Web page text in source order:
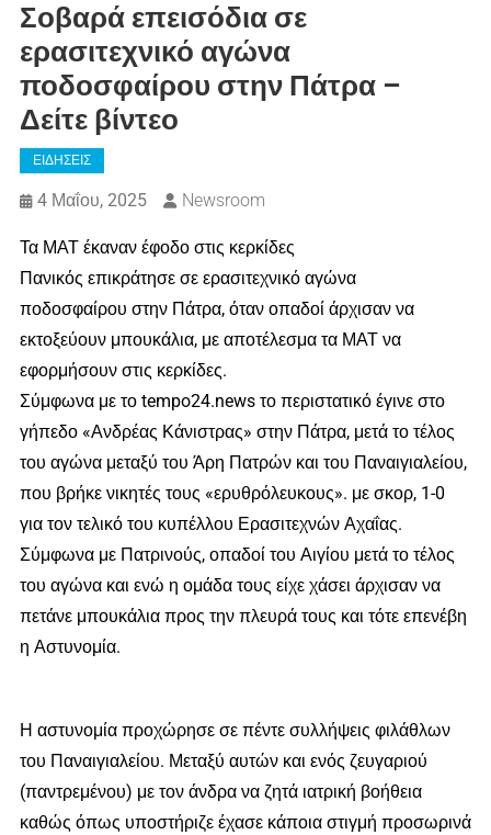
Σοβαρά επεισόδια σε
ερασιτεχνικό αγώνα
ποδοσφαίρου στην Πάτρα –
Δείτε βίντεο
ΕΙΔΗΣΕΙΣ
4 Μαΐου, 2025 Newsroom
Τα ΜΑΤ έκαναν έφοδο στις κερκίδες
Πανικός επικράτησε σε ερασιτεχνικό αγώνα
ποδοσφαίρου στην Πάτρα, όταν οπαδοί άρχισαν να
εκτοξεύουν μπουκάλια, με αποτέλεσμα τα ΜΑΤ να
εφορμήσουν στις κερκίδες.
Σύμφωνα με το tempo24.news το περιστατικό έγινε στο
γήπεδο «Ανδρέας Κάνιστρας» στην Πάτρα, μετά το τέλος
του αγώνα μεταξύ του Άρη Πατρών και του Παναιγιαλείου,
που βρήκε νικητές τους «ερυθρόλευκους». με σκορ, 1-0
για τον τελικό του κυπέλλου Ερασιτεχνών Αχαΐας.
Σύμφωνα με Πατρινούς, οπαδοί του Αιγίου μετά το τέλος
του αγώνα και ενώ η ομάδα τους είχε χάσει άρχισαν να
πετάνε μπουκάλια προς την πλευρά τους και τότε επενέβη
η Αστυνομία.
Η αστυνομία προχώρησε σε πέντε συλλήψεις φιλάθλων
του Παναιγιαλείου. Μεταξύ αυτών και ενός ζευγαριού
(παντρεμένου) με τον άνδρα να ζητά ιατρική βοήθεια
καθώς όπως υποστήριζε έχασε κάποια στιγμή προσωρινά